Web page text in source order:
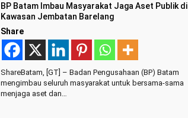
BP Batam Imbau Masyarakat Jaga Aset Publik di
Kawasan Jembatan Barelang
Share
ShareBatam, [GT] – Badan Pengusahaan (BP) Batam
mengimbau seluruh masyarakat untuk bersama-sama
menjaga aset dan…